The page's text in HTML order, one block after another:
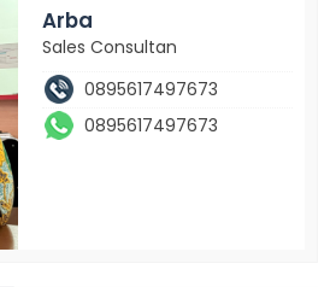
Arba
Sales Consultan
0895617497673
0895617497673